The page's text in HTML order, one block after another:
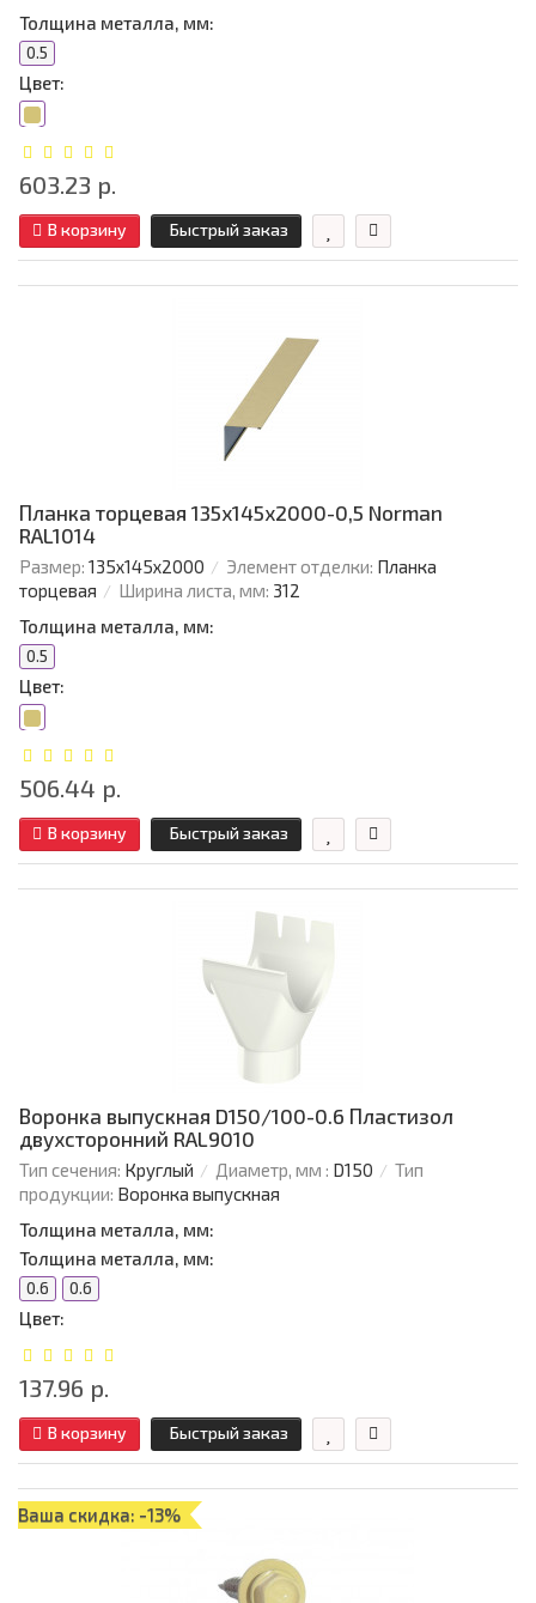
Толщина металла, мм:
0.5
Цвет:
603.23 р.
В корзину Быстрый заказ
Планка торцевая 135х145х2000-0,5 Norman
RAL1014
Размер: 135х145х2000 Элемент отделки: Планка
торцевая
Ширина листа, мм: 312
Толщина металла, мм:
0.5
Цвет:
506.44 р.
В корзину Быстрый заказ
Воронка выпускная D150/100-0.6 Пластизол
двухсторонний RAL9010
Тип сечения: Круглый Диаметр, мм : D150
Тип
продукции: Воронка выпускная
Толщина металла, мм:
Толщина металла, мм:
0.6 0.6
Цвет:
137.96 р.
В корзину Быстрый заказ
Ваша скидка: -13%